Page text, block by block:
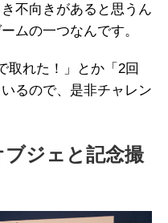
不向きがあると思うん
ムの一つなんです。
取れた！」とか「2回
るので、是非チャレン
ジェと記念撮